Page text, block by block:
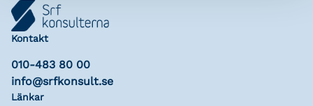
Kontakt
010-483 80 00
info@srfkonsult.se
Länkar